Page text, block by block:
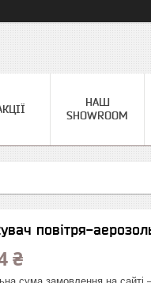
НАШ
SHOWROOM
повітря-
₴